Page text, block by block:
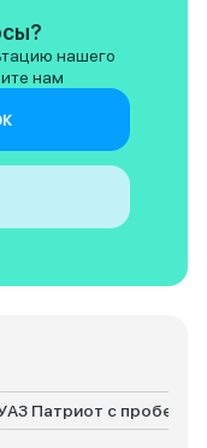
Патриот с пробегом
нормально. Менял свечи,
колодки -
Один раз лопнул
так, в основном
регламенту,
литров, по
кабине. А в
нашего
нам